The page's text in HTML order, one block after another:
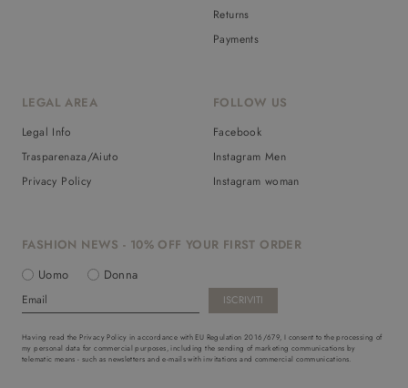
Returns
Payments
LEGAL AREA
Legal Info
Trasparenaza/Aiuto
Privacy Policy
FOLLOW US
Facebook
Instagram Men
Instagram woman
FASHION NEWS - 10% OFF YOUR FIRST ORDER
Uomo
Donna
Having read the Privacy Policy in accordance with EU Regulation 2016/679, I consent to the processing of
my personal data for commercial purposes, including the sending of marketing communications by
telematic means - such as newsletters and e-mails with invitations and commercial communications.